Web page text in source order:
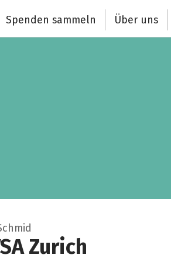
Spenden sammeln Über uns
Zurich